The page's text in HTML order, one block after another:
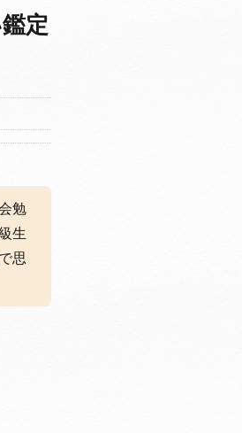
定
勉
生
思